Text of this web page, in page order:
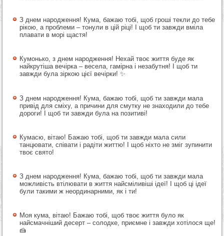
З днем народження! Кума, бажаю тобі, щоб гроші текли до тебе
рікою, а проблеми – тонули в цій ріці! І щоб ти завжди вміла
плавати в морі щастя!
Кумонько, з днем народження! Нехай твоє життя буде як
найкрутіша вечірка – весела, гамірна і незабутня! І щоб ти
завжди була зіркою цієї вечірки! ✨
З днем народження! Кума, бажаю тобі, щоб ти завжди мала
привід для сміху, а причини для смутку не знаходили до тебе
дороги! І щоб ти завжди була на позитиві!
Кумасю, вітаю! Бажаю тобі, щоб ти завжди мала сили
танцювати, співати і радіти життю! І щоб ніхто не зміг зупинити
твоє свято!
З днем народження! Кума, бажаю тобі, щоб ти завжди мала
можливість втілювати в життя найсміливіші ідеї! І щоб ці ідеї
були такими ж неординарними, як і ти!
Моя кума, вітаю! Бажаю тобі, щоб твоє життя було як
найсмачніший десерт – солодке, приємне і завжди хотілося ще!
🍰